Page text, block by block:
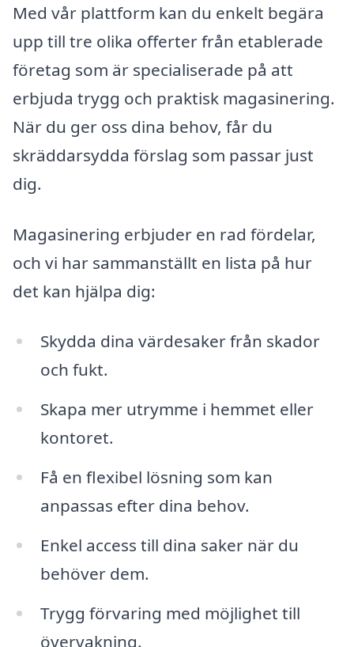
Med vår plattform kan du enkelt begära
upp till tre olika offerter från etablerade
företag som är specialiserade på att
erbjuda trygg och praktisk magasinering.
När du ger oss dina behov, får du
skräddarsydda förslag som passar just
dig.
Magasinering erbjuder en rad fördelar,
och vi har sammanställt en lista på hur
det kan hjälpa dig:
Skydda dina värdesaker från skador
och fukt.
Skapa mer utrymme i hemmet eller
kontoret.
Få en flexibel lösning som kan
anpassas efter dina behov.
Enkel access till dina saker när du
behöver dem.
Trygg förvaring med möjlighet till
övervakning.